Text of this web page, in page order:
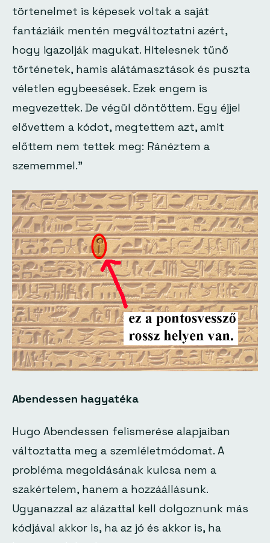
törtenelmet is képesek voltak a saját
fantáziáik mentén megváltoztatni azért,
hogy igazolják magukat. Hitelesnek tűnő
történetek, hamis alátámasztások és puszta
véletlen egybeesések. Ezek engem is
megvezettek. De végül döntöttem. Egy éjjel
elővettem a kódot, megtettem azt, amit
előttem nem tettek meg: Ránéztem a
szememmel.”
Abendessen hagyatéka
Hugo Abendessen felismerése alapjaiban
változtatta meg a szemléletmódomat. A
probléma megoldásának kulcsa nem a
szakértelem, hanem a hozzáállásunk.
Ugyanazzal az alázattal kell dolgoznunk más
kódjával akkor is, ha az jó és akkor is, ha